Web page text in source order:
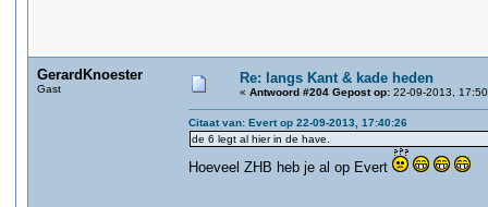
GerardKnoester
Gast
Re: langs Kant & kade heden
« Antwoord #204 Gepost op: 22-09-2013,
Citaat van: Evert op 22-09-2013, 17:40:26
de 6 legt al hier in de have.
Hoeveel ZHB heb je al op Evert